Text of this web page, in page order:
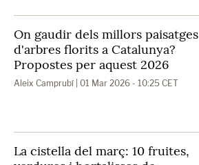
On gaudir dels millors paisatges
d'arbres florits a Catalunya?
Propostes per aquest 2026
Aleix Camprubí | 01 Mar 2026 - 10:25 CET
La cistella del març: 10 fruites,